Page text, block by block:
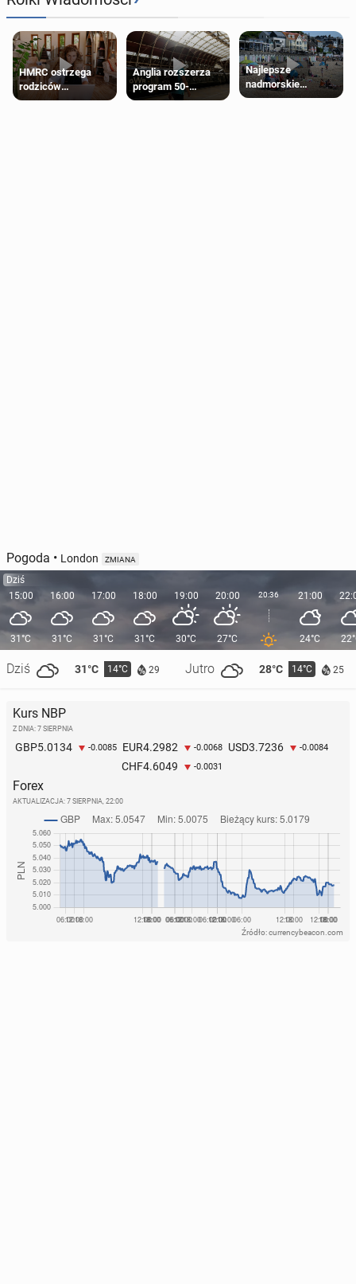
HMRC ostrzega
rodziców
pobierających Child
Anglia rozszerza
program 50-
procentowych
Najlepsze
nadmorskie
miasteczko blisko
Pogoda • London ZMIANA
Dziś
15:00
31°C
Dziś 31°C 14°C 29 Jutro 28°C 14°C 25
16:00
31°C
17:00
31°C
18:00
31°C
19:00
30°C
20:00
27°C
20:36 21:00
24°C
Kurs NBP
Z DNIA: 7 SIERPNIA
GBP5.0134 -0.0085 EUR4.2982 -0.0068 USD3.7236 -0.0084
CHF4.6049 -0.0031
Forex
AKTUALIZACJA: 7 SIERPNIA, 22:00
Źródło: currencybeacon.com